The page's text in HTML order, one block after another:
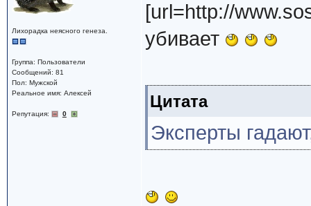
Лихорадка неясного генеза.
Группа: Пользователи
Сообщений: 81
Пол: Мужской
Реальное имя: Алексей
Репутация: 0
[url=http://
убивает
Цитата
Эксперты